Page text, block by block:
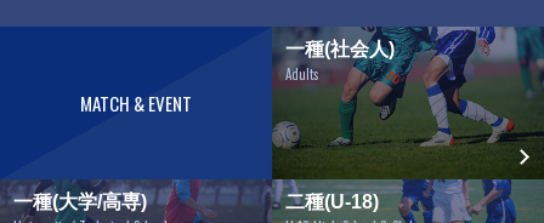
MATCH & EVENT
一種(社会人)
Adults
一種(大学/高専) 二種(U-18)